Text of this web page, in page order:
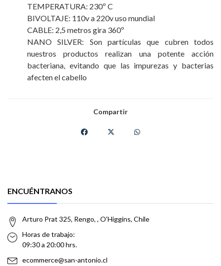
TEMPERATURA: 230º C
BIVOLTAJE: 110v a 220v uso mundial
CABLE: 2,5 metros gira 360º
NANO SILVER: Son partículas que cubren todos
nuestros productos realizan una potente acción
bacteriana, evitando que las impurezas y bacterias
afecten el cabello
Compartir
ENCUÉNTRANOS
Arturo Prat 325, Rengo, , O'Higgins, Chile
Horas de trabajo:
09:30 a 20:00 hrs.
ecommerce@san-antonio.cl